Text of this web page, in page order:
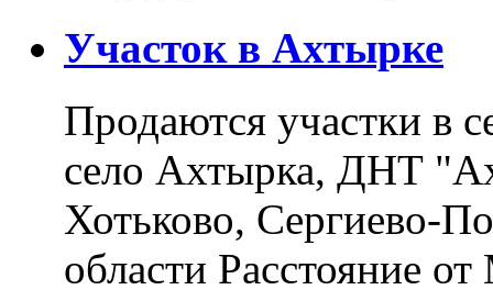
Участок в Ахтырке
Продаются участки в
село Ахтырка, ДНТ
Хотьково, Сергиево-
области Расстояние